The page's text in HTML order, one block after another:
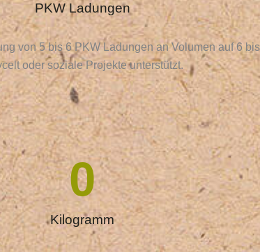
PKW Ladungen
von 5 bis 6 PKW Ladungen an Volumen auf 6
oder soziale Projekte unterstützt.
Kilogramm
0